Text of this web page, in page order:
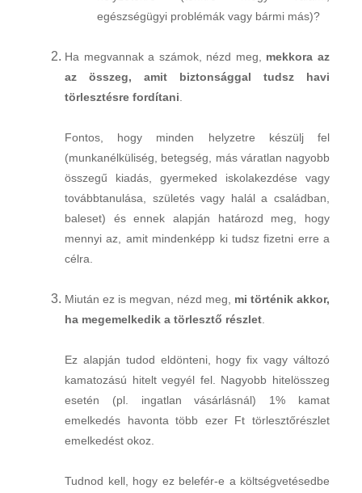
egészségügyi problémák vagy bármi más)?
Ha megvannak a számok, nézd meg, mekkora az
az összeg, amit biztonsággal tudsz havi
törlesztésre fordítani
Fontos, hogy minden helyzetre készülj fel
(munkanélküliség, betegség, más váratlan nagyobb
összegű kiadás, gyermeked iskolakezdése vagy
továbbtanulása, születés vagy halál a családban,
baleset) és ennek alapján határozd meg, hogy
mennyi az, amit mindenképp ki tudsz fizetni erre a
célra.
Miután ez is megvan, nézd meg, mi történik akkor,
ha megemelkedik a törlesztő részlet
Ez alapján tudod eldönteni, hogy fix vagy változó
kamatozású hitelt vegyél fel. Nagyobb hitelösszeg
esetén (pl. ingatlan vásárlásnál) 1% kamat
emelkedés havonta több ezer Ft törlesztőrészlet
emelkedést okoz.
Tudnod kell, hogy ez belefér-e a költségvetésedbe